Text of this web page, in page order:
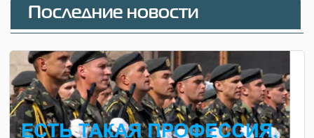
Последние новости